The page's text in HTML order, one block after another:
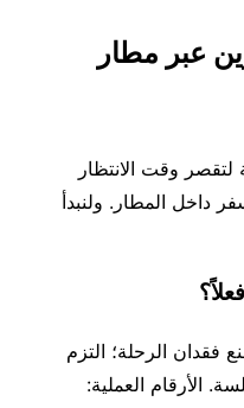
عبر مطار
وقت الانتظار
داخل المطار. ولنبدأ
فقدان الرحلة؛ التزم
الأرقام العملية: